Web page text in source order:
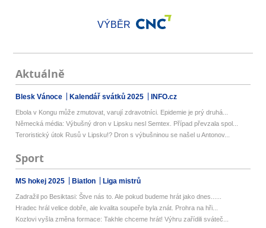
VÝBĚR
Aktuálně
Blesk Vánoce Kalendář svátků 2025 INFO.cz
Ebola v Kongu může zmutovat, varují zdravotníci. Epidemie je prý druhá...
Německá média: Výbušný dron v Lipsku nesl Semtex. Případ převzala spol...
Teroristický útok Rusů v Lipsku!? Dron s výbušninou se našel u Antonov...
Sport
MS hokej 2025 Biatlon Liga mistrů
Zadražil po Besiktasi: Štve nás to. Ale pokud budeme hrát jako dnes......
Hradec hrál velice dobře, ale kvalita soupeře byla znát. Prohra na hři...
Kozlovi vyšla změna formace: Takhle chceme hrát! Výhru zařídili sváteč...